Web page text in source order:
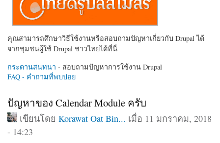
คุณสามารถศึกษาวิธีใช้งานหรือสอบถามปัญหาเกี่ยวกับ Drupal ได้
จากชุมชนผู้ใช้ Drupal ชาวไทยได้ที่นี่
กระดานสนทนา - สอบถามปัญหาการใช้งาน Drupal
FAQ - คำถามที่พบบ่อย
ปัญหาของ Calendar Module ครับ
เขียนโดย Korawat Oat Bin... เมื่อ 11 มกราคม, 2018
- 14:23